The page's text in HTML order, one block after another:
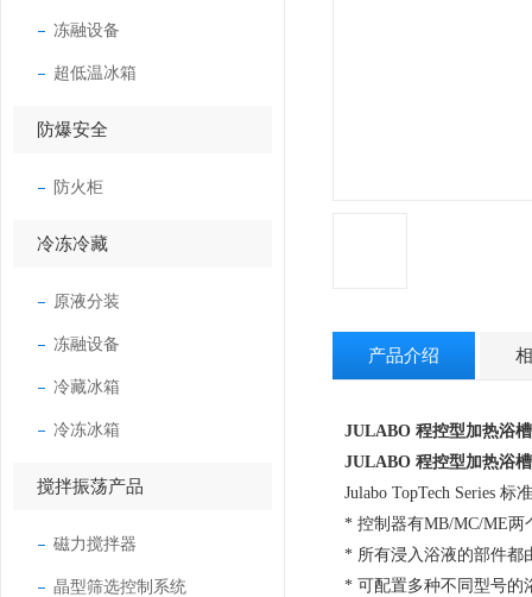
冻融设备
超低温冰箱
防爆安全
防火柜
冷冻冷藏
原液分装
冻融设备
冷藏冰箱
冷冻冰箱
搅拌振荡产品
磁力搅拌器
晶型筛选控制系统
产品介绍
JULABO 程控型加热浴
JULABO 程控型加热浴
Julabo TopTech Series
* 控制器有MB/MC/ME两
* 所有浸入浴液的部件都
* 可配置多种不同型号的